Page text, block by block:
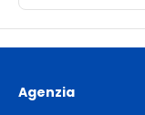
Agenzia